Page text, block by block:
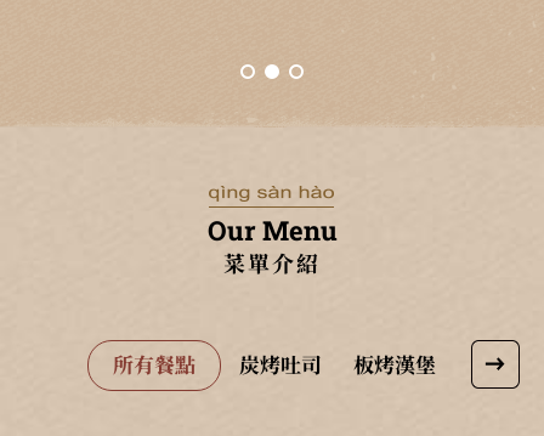
Our Menu
菜單介紹
所有餐點 炭烤吐司 板烤漢堡 酥脆蛋